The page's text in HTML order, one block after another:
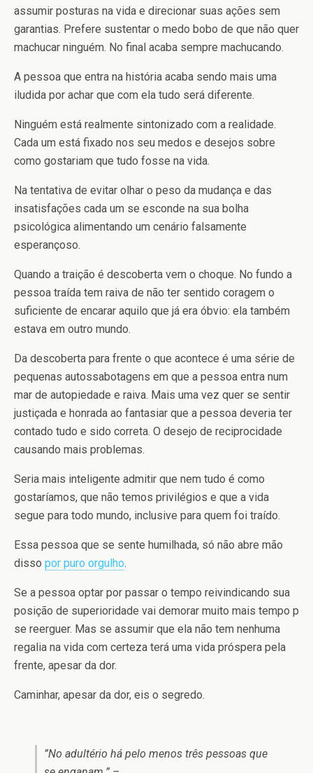
assumir posturas na vida e direcionar suas ações sem
garantias. Prefere sustentar o medo bobo de que não quer
machucar ninguém. No final acaba sempre machucando.
A pessoa que entra na história acaba sendo mais uma
iludida por achar que com ela tudo será diferente.
Ninguém está realmente sintonizado com a realidade.
Cada um está fixado nos seu medos e desejos sobre
como gostariam que tudo fosse na vida.
Na tentativa de evitar olhar o peso da mudança e das
insatisfações cada um se esconde na sua bolha
psicológica alimentando um cenário falsamente
esperançoso.
Quando a traição é descoberta vem o choque. No fundo a
pessoa traída tem raiva de não ter sentido coragem o
suficiente de encarar aquilo que já era óbvio: ela também
estava em outro mundo.
Da descoberta para frente o que acontece é uma série de
pequenas autossabotagens em que a pessoa entra num
mar de autopiedade e raiva. Mais uma vez quer se sentir
justiçada e honrada ao fantasiar que a pessoa deveria ter
contado tudo e sido correta. O desejo de reciprocidade
causando mais problemas.
Seria mais inteligente admitir que nem tudo é como
gostaríamos, que não temos privilégios e que a vida
segue para todo mundo, inclusive para quem foi traído.
Essa pessoa que se sente humilhada, só não abre mão
disso por puro orgulho.
Se a pessoa optar por passar o tempo reivindicando sua
posição de superioridade vai demorar muito mais tempo p
se reerguer. Mas se assumir que ela não tem nenhuma
regalia na vida com certeza terá uma vida próspera pela
frente, apesar da dor.
Caminhar, apesar da dor, eis o segredo.
‎”No adultério há pelo menos três pessoas que